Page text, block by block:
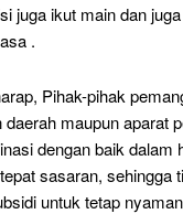
juga ikut main dan
.
Pihak-pihak
daerah maupun aparat
dengan baik
sasaran,
untuk tetap